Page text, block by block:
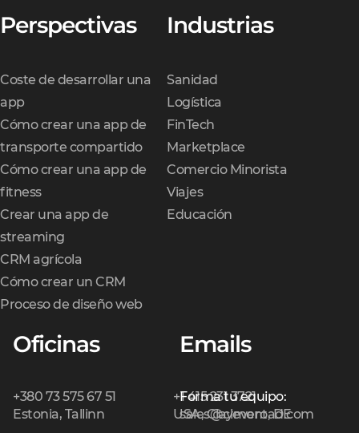
Perspectivas
Coste de desarrollar una
app
Cómo crear una app de
transporte compartido
Cómo crear una app de
fitness
Crear una app de
streaming
CRM agrícola
Cómo crear un CRM
Proceso de diseño web
Industrias
Sanidad
Logística
FinTech
Marketplace
Comercio Minorista
Viajes
Educación
Oficinas
+380 73 575 67 51
Estonia, Tallinn
+1 415 231 3721
USA, Claymont, DE
Emails
Forma tu equipo:
sales@cleveroad.com